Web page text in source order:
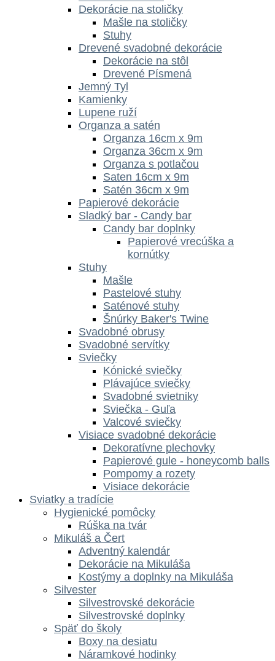
Dekorácie na stoličky
Mašle na stoličky
Stuhy
Drevené svadobné dekorácie
Dekorácie na stôl
Drevené Písmená
Jemný Tyl
Kamienky
Lupene ruží
Organza a satén
Organza 16cm x 9m
Organza 36cm x 9m
Organza s potlačou
Saten 16cm x 9m
Satén 36cm x 9m
Papierové dekorácie
Sladký bar - Candy bar
Candy bar doplnky
Papierové vrecúška a
kornútky
Stuhy
Mašle
Pastelové stuhy
Saténové stuhy
Šnúrky Baker's Twine
Svadobné obrusy
Svadobné servítky
Sviečky
Kónické sviečky
Plávajúce sviečky
Svadobné svietniky
Sviečka - Guľa
Valcové sviečky
Visiace svadobné dekorácie
Dekoratívne plechovky
Papierové gule - honeycomb balls
Pompomy a rozety
Visiace dekorácie
Sviatky a tradície
Hygienické pomôcky
Rúška na tvár
Mikuláš a Čert
Adventný kalendár
Dekorácie na Mikuláša
Kostýmy a doplnky na Mikuláša
Silvester
Silvestrovské dekorácie
Silvestrovské doplnky
Späť do školy
Boxy na desiatu
Náramkové hodinky